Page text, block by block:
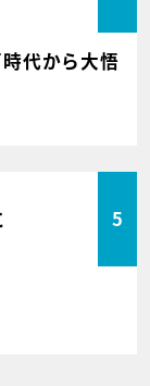
代から大悟
5